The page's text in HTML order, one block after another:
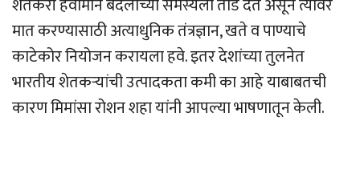
मात करण्यासाठी अत्याधुनिक तंत्रज्ञान, खते व पाण्याचे
काटेकोर नियोजन करायला हवे. इतर देशांच्या तुलनेत
भारतीय शेतकर्‍यांची उत्पादकता कमी का आहे याबाबतची
कारण मिमांसा रोशन शहा यांनी आपल्या भाषणातून केली.